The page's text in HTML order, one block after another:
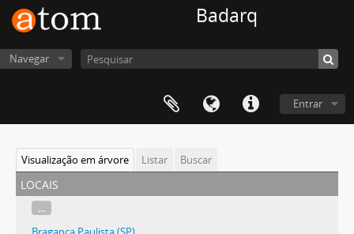
Badarq
Navegar
Entrar
Visualização em árvore Listar Buscar
locais
...